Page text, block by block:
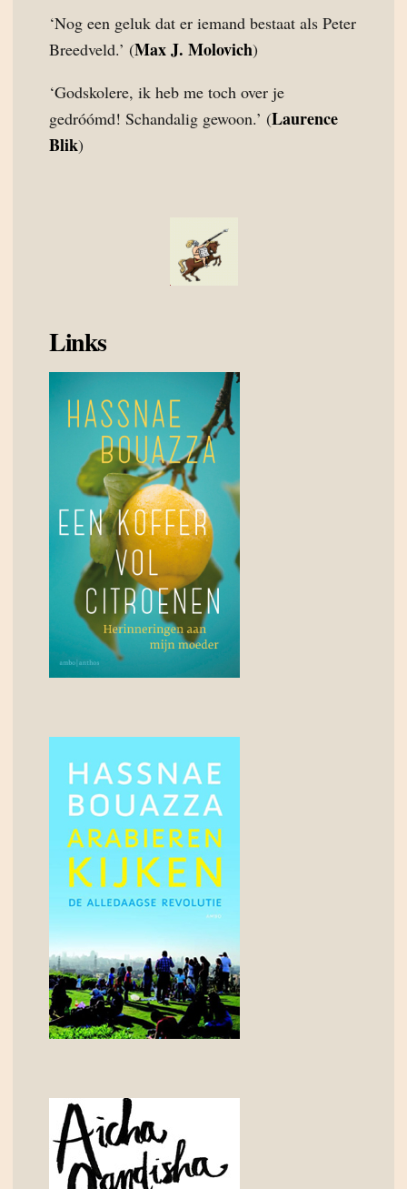
‘Nog een geluk dat er iemand bestaat als Peter
Breedveld.’ (Max J. Molovich)
‘Godskolere, ik heb me toch over je
gedróómd! Schandalig gewoon.’ (Laurence
Blik)
Links